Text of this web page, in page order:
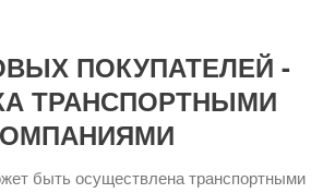
ПОКУПАТЕЛЕЙ -
ТРАНСПОРТНЫМИ
быть осуществлена транспортными